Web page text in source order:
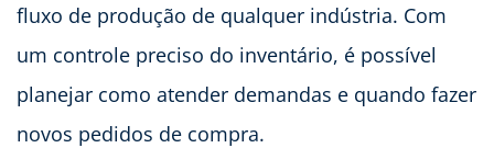
fluxo de produção de qualquer indústria. Com
um controle preciso do inventário, é possível
planejar como atender demandas e quando fazer
novos pedidos de compra.